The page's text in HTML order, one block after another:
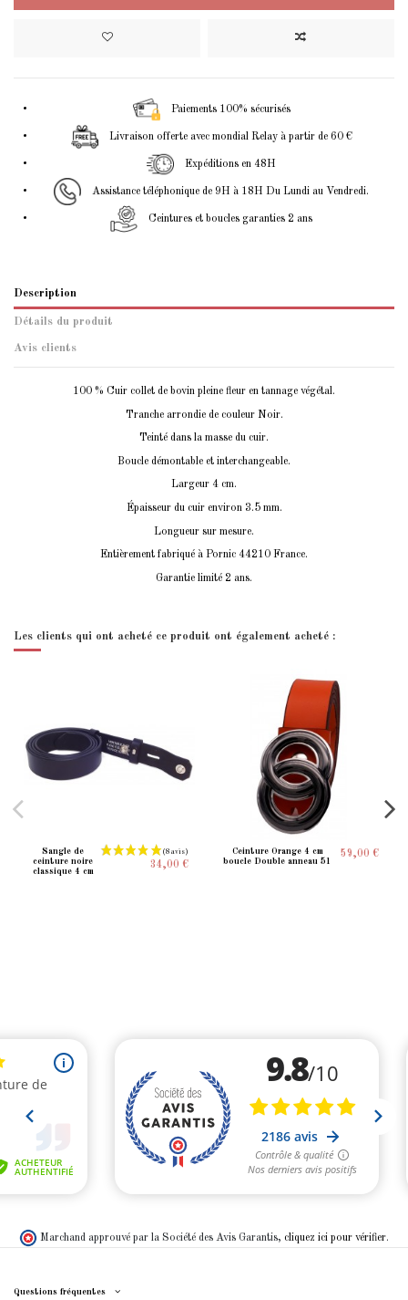
Paiements 100% sécurisés
Livraison offerte avec mondial Relay à partir de 60 €
Expéditions en 48H
Assistance téléphonique de 9H à 18H Du Lundi au Vendredi.
Ceintures et boucles garanties 2 ans
Description
Détails du produit
Avis clients
100 % Cuir collet de bovin pleine fleur en tannage végétal.
Tranche arrondie de couleur Noir.
Teinté dans la masse du cuir.
Boucle démontable et interchangeable.
Largeur 4 cm.
Épaisseur du cuir environ 3.5 mm.
Longueur sur mesure.
Entièrement fabriqué à Pornic 44210 France.
Garantie limité 2 ans.
Les clients qui ont acheté ce produit ont également acheté :
Sangle de
ceinture noire
classique 4 cm
34,00 €
Ceinture Orange 4 cm
boucle Double anneau 51
59,00 €
Marchand approuvé par la Société des Avis Garantis, cliquez ici pour vérifier.
Questions fréquentes